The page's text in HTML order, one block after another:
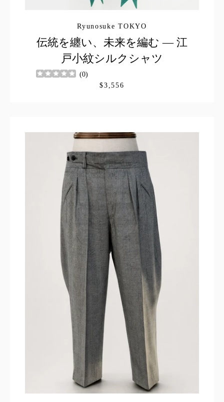
Ryunosuke TOKYO
伝統を纏い、未来を編む ― 江
戸小紋シルクシャツ
(0)
$3,556